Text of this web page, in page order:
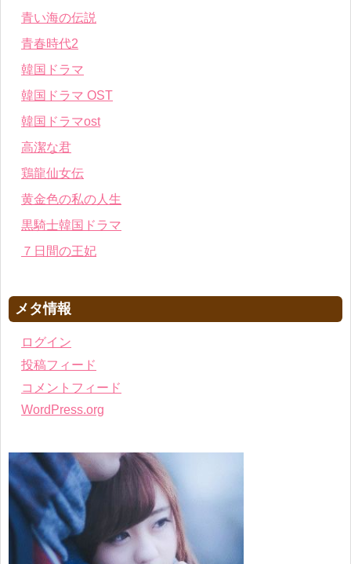
青い海の伝説
青春時代2
韓国ドラマ
韓国ドラマ OST
韓国ドラマost
高潔な君
鶏龍仙女伝
黄金色の私の人生
黒騎士韓国ドラマ
７日間の王妃
メタ情報
ログイン
投稿フィード
コメントフィード
WordPress.org